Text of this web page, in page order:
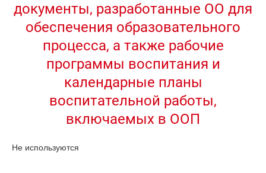
документы, разработанные ОО для
обеспечения образовательного
процесса, а также рабочие
программы воспитания и
календарные планы
воспитательной работы,
включаемых в ООП
Не используются